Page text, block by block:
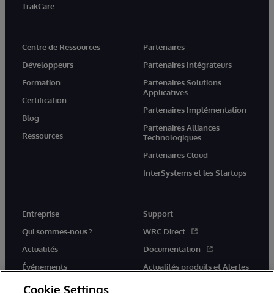
TrakCare
Centre de Ressources
Développeurs
Formation
Certification
Blog
Ressources
Partenaires
Partenaires Intégrateurs
Partenaires Solutions
Applicatives
Partenaires Implémentation
Partenaires Alliances
Technologiques
Partenaires Cloud
InterSystems et les Startups
Entreprise
Qui sommes-nous ?
Actualités
Événements
Rejoignez-nous
Support
WRC Direct
Documentation
Actualités produits et Alertes
Cookie Settings